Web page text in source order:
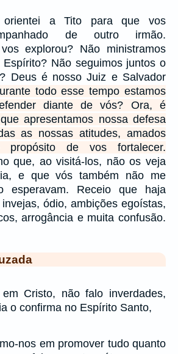
orientei a Tito para que vos
de outro irmão.
explorou? Não ministramos
Não seguimos juntos o
Deus é nosso Juiz e Salvador
todo esse tempo estamos
diante de vós? Ora, é
apresentamos nossa defesa
as nossas atitudes, amados
de vos fortalecer.
que, ao visitá-los, não os veja
e que vós também não me
esperavam. Receio que haja
ódio, ambições egoístas,
arrogância e muita confusão.
Cristo, não falo inverdades,
o confirma no Espírito Santo,
nos em promover tudo quanto